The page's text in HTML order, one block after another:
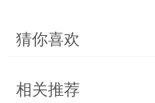
猜你喜欢
相关推荐